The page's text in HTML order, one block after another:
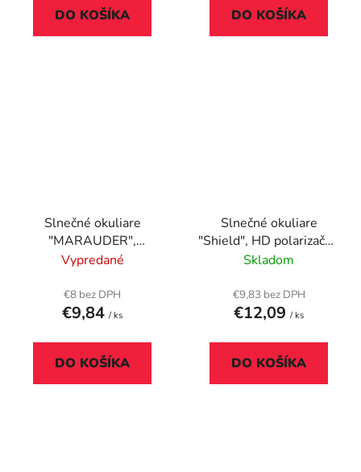
DO KOŠÍKA DO KOŠÍKA
Slnečné okuliare
"MARAUDER",
polarizačné sklíčka,
Vypredané
€8 bez DPH
€9,84 / ks
DO KOŠÍKA
Slnečné okuliare
"Shield", HD polarizačné
sklíčka, AVATAR, čierna
Skladom
€9,83 bez DPH
€12,09 / ks
DO KOŠÍKA